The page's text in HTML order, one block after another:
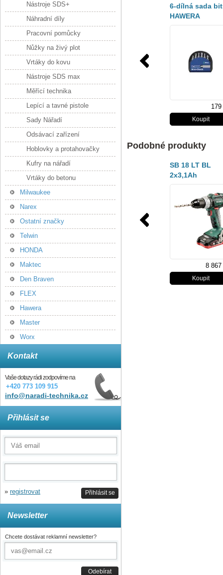
6-dílná sada
HAWERA
Podobné produkty
SB 18 LT BL
2x3,1Ah
8
Nástroje SDS+
Náhradní díly
Pracovní pomůcky
Nůžky na živý plot
Vrtáky do kovu
Nástroje SDS max
Měřící technika
Lepící a tavné pistole
Sady Nářadí
Odsávací zařízení
Hoblovky a protahovačky
Kufry na nářadí
Vrtáky do betonu
Milwaukee
Narex
Ostatní značky
Telwin
HONDA
Maktec
Den Braven
FLEX
Hawera
Master
Worx
Kontakt
Vaše dotazy rádi zodpovíme na
+420 773 109 915
info@naradi-technika.cz
Přihlásit se
Přihlásit se
» registrovat
Newsletter
Chcete dostávat reklamní newsletter?
Odebírat